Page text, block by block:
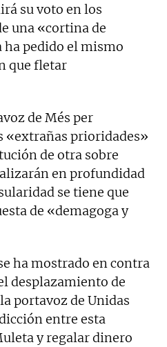
su voto en los
una «cortina de
ha pedido el mismo
que fletar
de Més per
«extrañas prioridades»
de otra sobre
en profundidad
se tiene que
de «demagoga y
ha mostrado en contra
desplazamiento de
portavoz de Unidas
entre esta
y regalar dinero